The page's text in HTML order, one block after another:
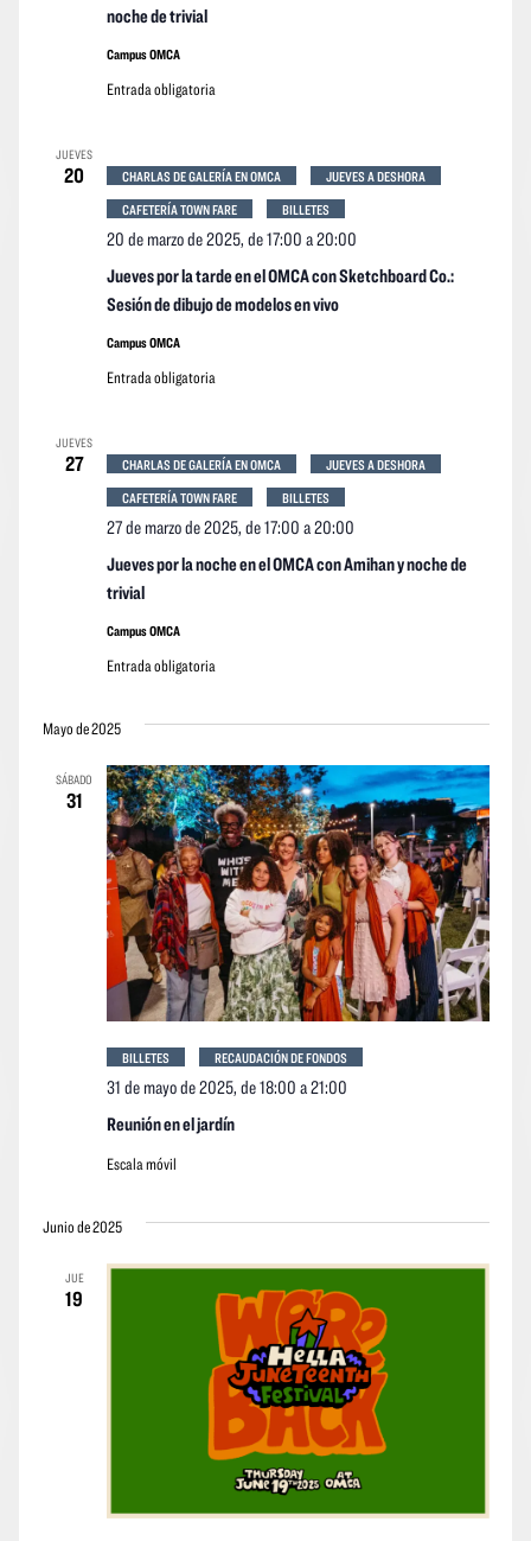
noche de trivial
Campus OMCA
Entrada obligatoria
JUEVES
20
Jueves por la tarde en el OMCA con Sketchboard Co.:
Sesión de dibujo de modelos en vivo
20 de marzo de 2025, de 17:00 a20:00
CHARLAS DE GALERÍA EN OMCA
JUEVES A DESHORA
CAFETERÍA TOWN FARE
BILLETES
Campus OMCA
Entrada obligatoria
JUEVES
27
Jueves por la noche en el OMCA con Amihan y noche de
trivial
27 de marzo de 2025, de 17:00 a20:00
CHARLAS DE GALERÍA EN OMCA
JUEVES A DESHORA
CAFETERÍA TOWN FARE
BILLETES
Campus OMCA
Entrada obligatoria
Mayo de 2025
SÁBADO
31
Reunión en el jardín
31 de mayo de 2025, de 18:00 a21:00
BILLETES RECAUDACIÓN DE FONDOS
Escala móvil
Junio de 2025
JUE
19